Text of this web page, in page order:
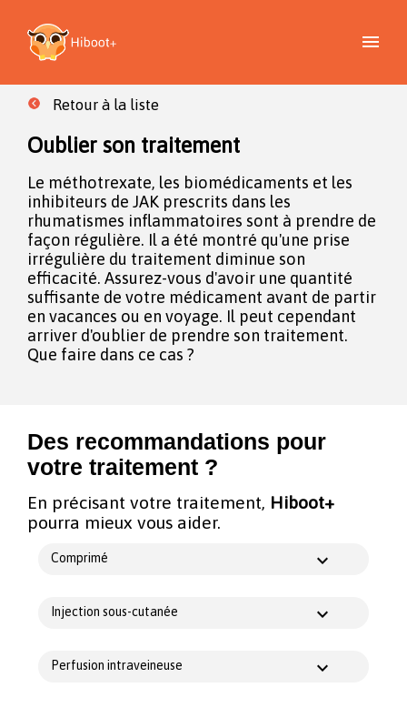
Retour à la liste
Oublier son traitement
Le méthotrexate, les biomédicaments et les
inhibiteurs de JAK prescrits dans les
rhumatismes inflammatoires sont à prendre de
façon régulière. Il a été montré qu'une prise
irrégulière du traitement diminue son
efficacité. Assurez-vous d'avoir une quantité
suffisante de votre médicament avant de partir
en vacances ou en voyage. Il peut cependant
arriver d'oublier de prendre son traitement.
Que faire dans ce cas ?
Des recommandations pour
votre traitement ?
En précisant votre traitement, Hiboot+
pourra mieux vous aider.
Comprimé
Injection sous-cutanée
Perfusion intraveineuse